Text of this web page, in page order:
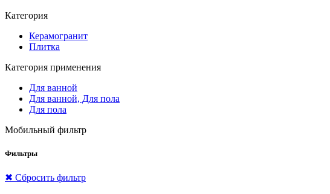
Категория
Керамогранит
Плитка
Категория применения
Для ванной
Для ванной, Для пола
Для пола
Мобильный фильтр
Фильтры
✖ Сбросить фильтр